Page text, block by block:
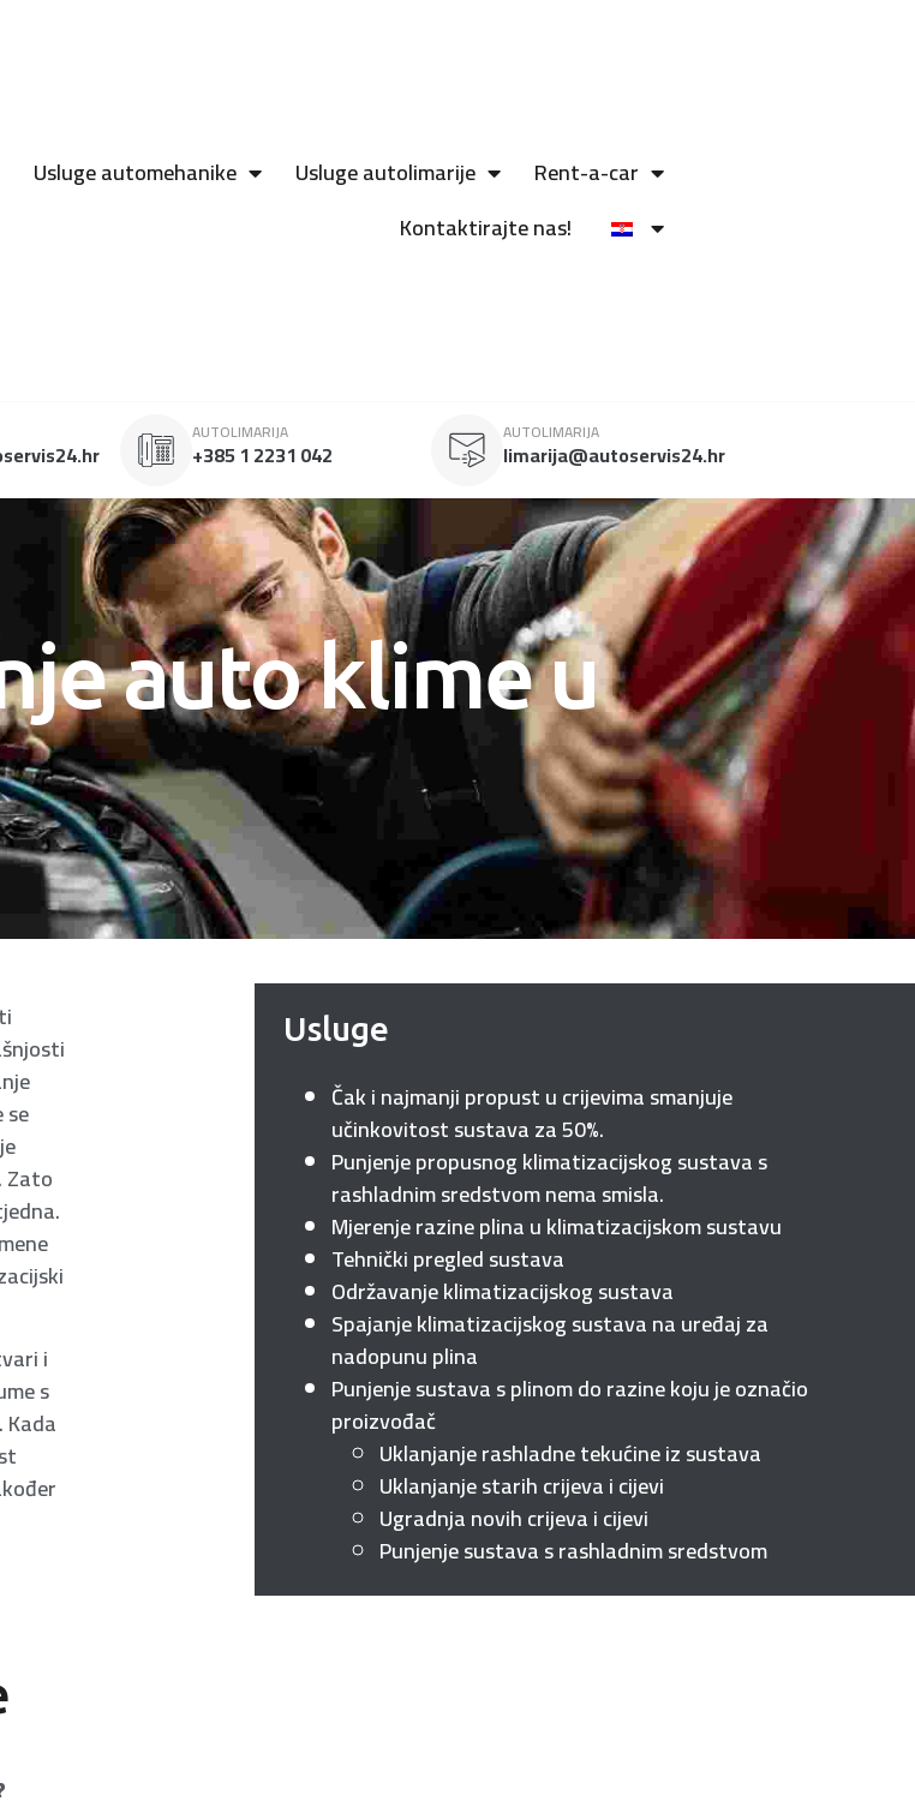
Usluge automehanike Usluge autolimarije
Rent-a-car
Kontaktirajte nas!
AUTOLIMARIJA
+385 1 2231 042
AUTOLIMARIJA
limarija@autoservis24.hr
auto klime u
Zato
i
s
Usluge
Čak i najmanji propust u crijevima smanjuje
učinkovitost sustava za 50%.
Punjenje propusnog klimatizacijskog sustava s
rashladnim sredstvom nema smisla.
Mjerenje razine plina u klimatizacijskom sustavu
Tehnički pregled sustava
Održavanje klimatizacijskog sustava
Spajanje klimatizacijskog sustava na uređaj za
nadopunu plina
Punjenje sustava s plinom do razine koju je označio
proizvođač
Uklanjanje rashladne tekućine iz sustava
Uklanjanje starih crijeva i cijevi
Ugradnja novih crijeva i cijevi
Punjenje sustava s rashladnim sredstvom